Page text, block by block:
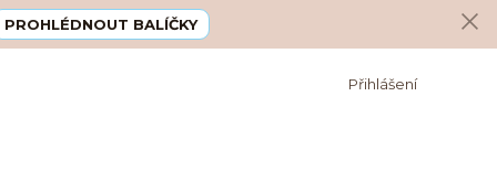
PROHLÉDNOUT BALÍČKY
Přihlášení